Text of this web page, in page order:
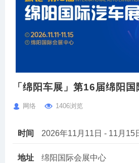
「绵阳车展」第16届绵阳
网络 1406浏览
时间 2026年11月11日 - 11月15
地址 绵阳国际会展中心